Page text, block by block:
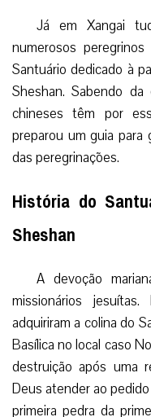
Já em Xangai
numerosos
Santuário dedicado à
Sheshan. Sabendo
chineses têm por
preparou um guia
das peregrinações.
História do
Sheshan
A devoção
missionários
adquiriram a colina do
Basílica no local caso
destruição após uma
Deus atender ao
primeira pedra da